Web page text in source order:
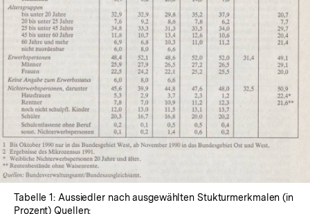
Lightbox
öffnen
Tabelle 1: Aussiedler nach ausgewählten Stukturmerkmalen (in
Prozent) Quellen: